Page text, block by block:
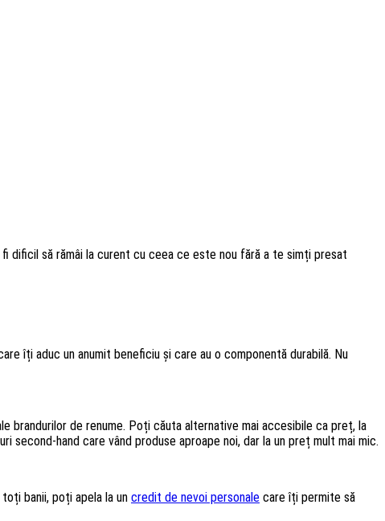
dificil să rămâi la curent cu ceea ce este nou fără a te simți presat
îți aduc un anumit beneficiu și care au o componentă durabilă. Nu
brandurilor de renume. Poți căuta alternative mai accesibile ca preț, la
second-hand care vând produse aproape noi, dar la un preț mult mai mic.
banii, poți apela la un credit de nevoi personale care îți permite să